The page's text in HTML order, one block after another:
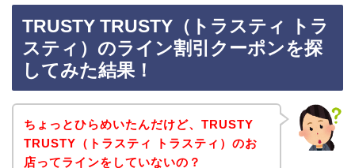
TRUSTY TRUSTY（トラスティ トラ
スティ）のライン割引クーポンを探
してみた結果！
ちょっとひらめいたんだけど、TRUSTY
TRUSTY（トラスティ トラスティ）のお
店ってラインをしていないの？